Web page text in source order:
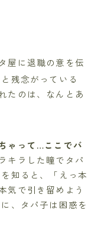
屋に退職の意を伝
残念がっている
たのは、なんとあ
ゃって…ここでバ
キラした瞳でタパ
知ると、「えっ本
気で引き留めよう
、タパ子は困惑を